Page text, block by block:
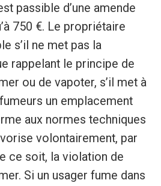
passible d’une amende
750 €. Le propriétaire
s’il ne met pas la
rappelant le principe de
ou de vapoter, s’il met à
un emplacement
aux normes techniques
volontairement, par
ce soit, la violation de
Si un usager fume dans